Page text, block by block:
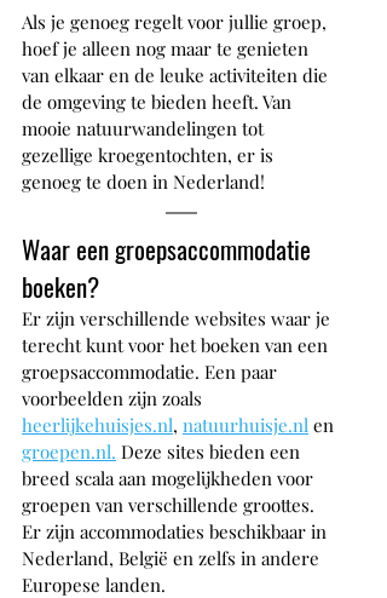
Als je genoeg regelt voor jullie groep,
hoef je alleen nog maar te genieten
van elkaar en de leuke activiteiten die
de omgeving te bieden heeft. Van
mooie natuurwandelingen tot
gezellige kroegentochten, er is
genoeg te doen in Nederland!
Waar een groepsaccommodatie
boeken?
Er zijn verschillende websites waar je
terecht kunt voor het boeken van een
groepsaccommodatie. Een paar
voorbeelden zijn zoals
heerlijkehuisjes.nl, natuurhuisje.nl en
groepen.nl. Deze sites bieden een
breed scala aan mogelijkheden voor
groepen van verschillende groottes.
Er zijn accommodaties beschikbaar in
Nederland, België en zelfs in andere
Europese landen.